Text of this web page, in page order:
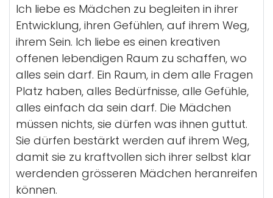
Ich liebe es Mädchen zu begleiten in ihrer
Entwicklung, ihren Gefühlen, auf ihrem Weg,
ihrem Sein. Ich liebe es einen kreativen
offenen lebendigen Raum zu schaffen, wo
alles sein darf. Ein Raum, in dem alle Fragen
Platz haben, alles Bedürfnisse, alle Gefühle,
alles einfach da sein darf. Die Mädchen
müssen nichts, sie dürfen was ihnen guttut.
Sie dürfen bestärkt werden auf ihrem Weg,
damit sie zu kraftvollen sich ihrer selbst klar
werdenden grösseren Mädchen heranreifen
können.